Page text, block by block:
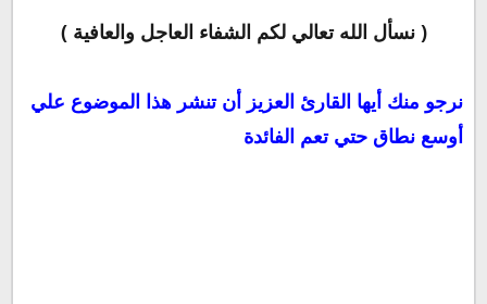
( نسأل الله تعالي لكم الشفاء العاجل والعافية )
نرجو منك أيها القارئ العزيز أن تنشر هذا الموضوع علي
أوسع نطاق حتي تعم الفائدة